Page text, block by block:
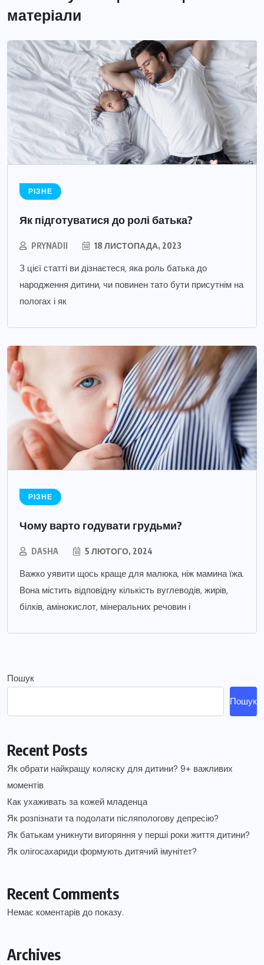
матеріали
РІЗНЕ
Як підготуватися до ролі батька?
PRYNADII 18 ЛИСТОПАДА, 2023
З цієї статті ви дізнаєтеся, яка роль батька до
народження дитини, чи повинен тато бути присутнім на
пологах і як
РІЗНЕ
Чому варто годувати грудьми?
DASHA 5 ЛЮТОГО, 2024
Важко уявити щось краще для малюка, ніж мамина їжа.
Вона містить відповідну кількість вуглеводів, жирів,
білків, амінокислот, мінеральних речовин і
Пошук
Пошук
Recent Posts
Як обрати найкращу коляску для дитини? 9+ важливих
моментів
Как ухаживать за кожей младенца
Як розпізнати та подолати післяпологову депресію?
Як батькам уникнути вигоряння у перші роки життя дитини?
Як олігосахариди формують дитячий імунітет?
Recent Comments
Немає коментарів до показу.
Archives